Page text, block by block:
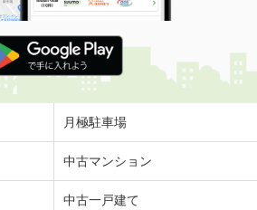
月極駐車場
中古マンション
中古一戸建て